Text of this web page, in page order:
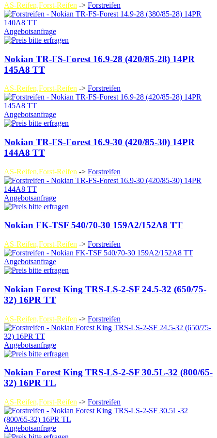
AS-Reifen,Forst-Reifen -> Forstreifen
Angebotsanfrage
Nokian TR-FS-Forest 16.9-28 (420/85-28) 14PR
145A8 TT
AS-Reifen,Forst-Reifen -> Forstreifen
Angebotsanfrage
Nokian TR-FS-Forest 16.9-30 (420/85-30) 14PR
144A8 TT
AS-Reifen,Forst-Reifen -> Forstreifen
Angebotsanfrage
Nokian FK-TSF 540/70-30 159A2/152A8 TT
AS-Reifen,Forst-Reifen -> Forstreifen
Angebotsanfrage
Nokian Forest King TRS-LS-2-SF 24.5-32 (650/75-
32) 16PR TT
AS-Reifen,Forst-Reifen -> Forstreifen
Angebotsanfrage
Nokian Forest King TRS-LS-2-SF 30.5L-32 (800/65-
32) 16PR TL
AS-Reifen,Forst-Reifen -> Forstreifen
Angebotsanfrage